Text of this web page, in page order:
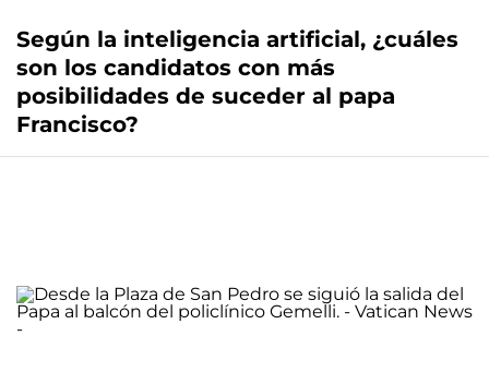
Según la inteligencia artificial, ¿cuáles
son los candidatos con más
posibilidades de suceder al papa
Francisco?